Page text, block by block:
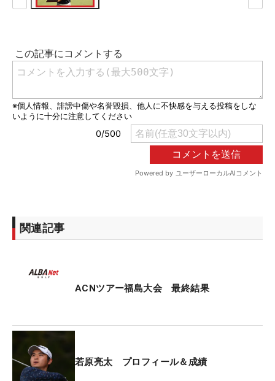
関連記事
ACNツアー福島大会 最終結果
若原亮太 プロフィール＆成績